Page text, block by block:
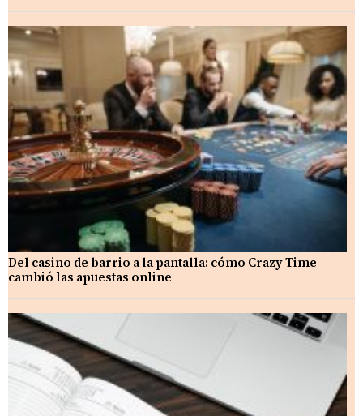
Del casino de barrio a la pantalla: cómo Crazy Time
cambió las apuestas online